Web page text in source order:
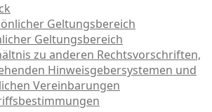
Geltungsbereich
Geltungsbereich
zu anderen Rechtsvorschriften,
Hinweisgebersystemen und
Vereinbarungen